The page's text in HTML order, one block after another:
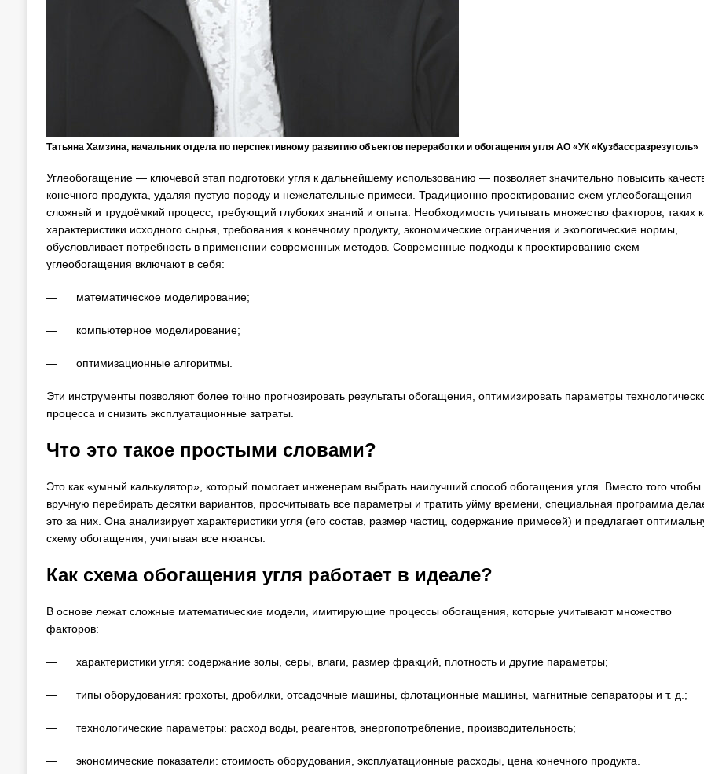
Татьяна Хамзина, начальник отдела по перспективному развитию объектов переработки и обогащения угля АО «УК «Кузбассразрезуголь»
Углеобогащение — ключевой этап подготовки угля к дальнейшему использованию — позволяет значительно повысить
конечного продукта, удаляя пустую породу и нежелательные примеси. Традиционно проектирование схем углеобогащения
сложный и трудоёмкий процесс, требующий глубоких знаний и опыта. Необходимость учитывать множество факторов, таких
характеристики исходного сырья, требования к конечному продукту, экономические ограничения и экологические нормы,
обусловливает потребность в применении современных методов. Современные подходы к проектированию схем
углеобогащения включают в себя:
— математическое моделирование;
— компьютерное моделирование;
— оптимизационные алгоритмы.
Эти инструменты позволяют более точно прогнозировать результаты обогащения, оптимизировать параметры
процесса и снизить эксплуатационные затраты.
Что это такое простыми словами?
Это как «умный калькулятор», который помогает инженерам выбрать наилучший способ обогащения угля. Вместо того чтобы
вручную перебирать десятки вариантов, просчитывать все параметры и тратить уйму времени, специальная программа
это за них. Она анализирует характеристики угля (его состав, размер частиц, содержание примесей) и предлагает
схему обогащения, учитывая все нюансы.
Как схема обогащения угля работает в идеале?
В основе лежат сложные математические модели, имитирующие процессы обогащения, которые учитывают множество
факторов:
— характеристики угля: содержание золы, серы, влаги, размер фракций, плотность и другие параметры;
— типы оборудования: грохоты, дробилки, отсадочные машины, флотационные машины, магнитные сепараторы и т. д.;
— технологические параметры: расход воды, реагентов, энергопотребление, производительность;
— экономические показатели: стоимость оборудования, эксплуатационные расходы, цена конечного продукта.